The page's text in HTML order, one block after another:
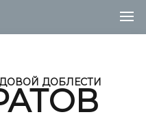
ДОБЛЕСТИ